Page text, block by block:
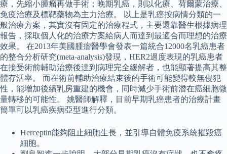
療，先縮小腫瘤再做手術；晚期乳癌，則以化療、荷爾蒙治療、
免疫治療及標靶藥物為主力治療。 以上是乳癌按病情分類的一
般治療方案，其實沒有固定的治療程式，主要還靠醫生根據病理
報告，採取個人化的治療方案給病人而達到最適合而理想的治療
效果。 在2013年美國腫瘤醫學會發表一篇統合12000名乳癌患者
的整合分析研究(meta-analysis)發現，HER2過度表現的乳癌患者
在接受術前輔助治療後達到病理完全緩解者，也能顯著提高其整
體存活率。 而在術前輔助治療結束後的手術可能變得較無侵犯
性，能增加後續乳房重建的機會，同時減少手術前潛在癌細胞微
量轉移的可能性。 姚醫師解釋，目前早期乳癌患者的治療計畫
簡單可以乳癌疾病亞型進行分類。
Herceptin能夠阻止細胞生長，並引導自體免疫系統摧毀癌
細胞。